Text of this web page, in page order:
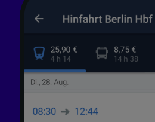
Daten werden nicht für
Surfverhalten nicht zu
Wir und unsere Partner
Folgendes bereitzustellen:
Endgeräteeigenschaften